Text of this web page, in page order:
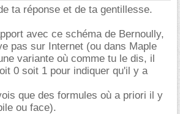
ta réponse et de ta gentillesse.
avec ce schéma de Bernoully,
pas sur Internet (ou dans Maple
variante où comme tu le dis, il
0 soit 1 pour indiquer qu'il y a
que des formules où a priori il y
ou face).